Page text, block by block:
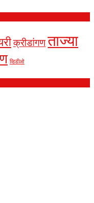
क्रीडांगणताज्या
व्हिडीओ